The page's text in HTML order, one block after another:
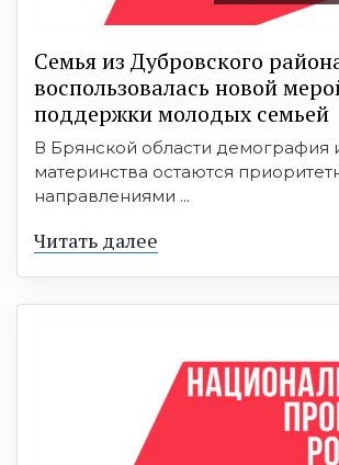
Семья из Дубровского
воспользовалась новой
поддержки молодых семьей
В Брянской области демография
материнства остаются
направлениями ...
Читать далее